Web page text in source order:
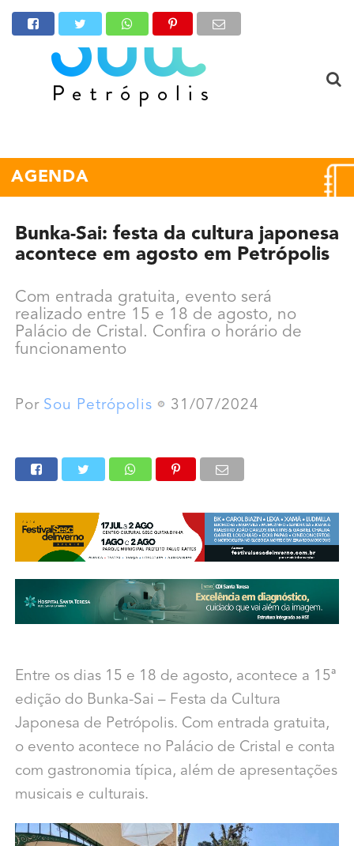
AGENDA
Bunka-Sai: festa da cultura japonesa
acontece em agosto em Petrópolis
Com entrada gratuita, evento será
realizado entre 15 e 18 de agosto, no
Palácio de Cristal. Confira o horário de
funcionamento
Por Sou Petrópolis 31/07/2024
Entre os dias 15 e 18 de agosto, acontece a 15ª
edição do Bunka-Sai – Festa da Cultura
Japonesa de Petrópolis. Com entrada gratuita,
o evento acontece no Palácio de Cristal e conta
com gastronomia típica, além de apresentações
musicais e culturais.